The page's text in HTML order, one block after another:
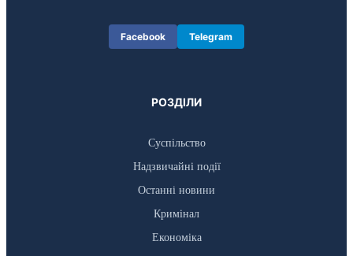
Facebook Telegram
РОЗДІЛИ
Суспільство
Надзвичайні події
Останні новини
Кримінал
Економіка